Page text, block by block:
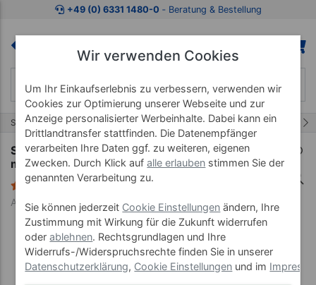
Zum Kaufbereich springen Zur Produktbeschreibung
+49 (0) 6331 1480-0 ‐ Beratung & Bestellung
Start Seilzüge & MTT-Geräte Lojer Geräte 1/16
Sport-Tec Funktionsstemme Functional Press
mit Wegbegrenzer
1 Bewertung
Art-Nr. 80002
Wir verwenden Cookies
Um Ihr Einkaufserlebnis zu verbessern, verwenden wir
Cookies zur Optimierung unserer Webseite und zur
Anzeige personalisierter Werbeinhalte. Dabei kann ein
Drittlandtransfer stattfinden. Die Datenempfänger
verarbeiten Ihre Daten ggf. zu weiteren, eigenen
Zwecken. Durch Klick aufalle erlauben stimmen Sie der
genannten Verarbeitung zu.
Sie können jederzeit Cookie Einstellungen ändern, Ihre
Zustimmung mit Wirkung für die Zukunft widerrufen
oderablehnen. Rechtsgrundlagen und Ihre
Widerrufs-/Widerspruchsrechte finden Sie in unserer
Datenschutzerklärung, Cookie Einstellungen und im